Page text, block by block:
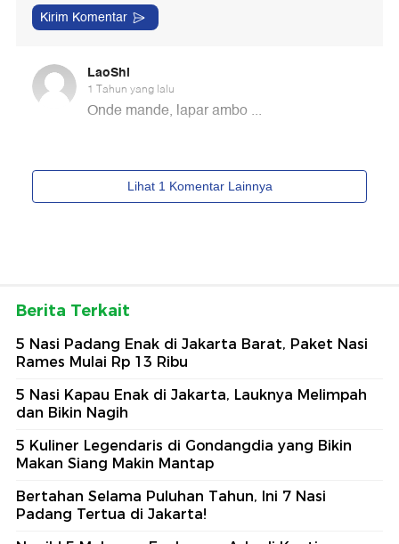
Berita Terkait
5 Nasi Padang Enak di Jakarta Barat, Paket Nasi
Rames Mulai Rp 13 Ribu
5 Nasi Kapau Enak di Jakarta, Lauknya Melimpah
dan Bikin Nagih
5 Kuliner Legendaris di Gondangdia yang Bikin
Makan Siang Makin Mantap
Bertahan Selama Puluhan Tahun, Ini 7 Nasi
Padang Tertua di Jakarta!